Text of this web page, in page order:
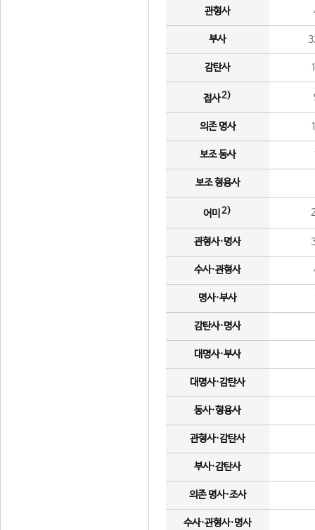
관형사
부사
감탄사
접사2)
의존 명사
보조 동사
보조 형용사
어미 2)
관형사·명사
수사·관형사
명사·부사
감탄사·명사
대명사·부사
대명사·감탄사
동사·형용사
관형사·감탄사
부사·감탄사
의존 명사·조사
수사·관형사·명사